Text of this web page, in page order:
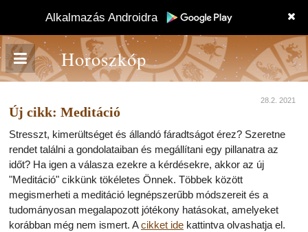
Alkalmazás Androidra
Horoszkóp
28.2. 2021
Új cikk: Meditáció
Stresszt, kimerültséget és állandó fáradtságot érez? Szeretne
rendet találni a gondolataiban és megállítani egy pillanatra az
időt? Ha igen a válasza ezekre a kérdésekre, akkor az új
"Meditáció" cikkünk tökéletes Önnek. Többek között
megismerheti a meditáció legnépszerűbb módszereit és a
tudományosan megalapozott jótékony hatásokat, amelyeket
korábban még nem ismert. Acikket ide kattintva olvashatja el.